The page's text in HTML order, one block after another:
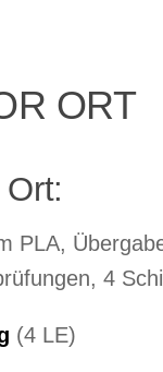
ORT
PLA,
4
(4 LE)